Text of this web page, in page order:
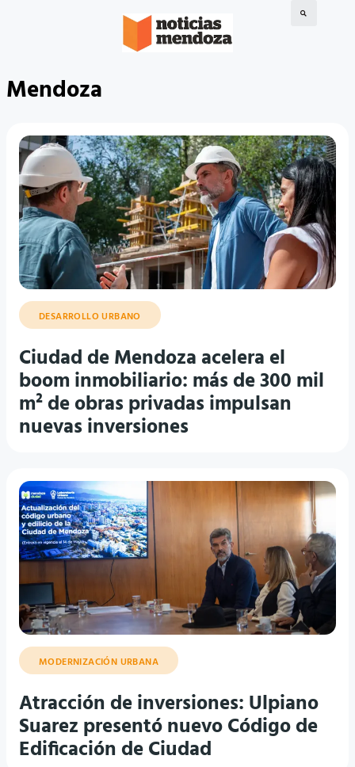
Mendoza
DESARROLLO URBANO
Ciudad de Mendoza acelera el
boom inmobiliario: más de 300 mil
m² de obras privadas impulsan
nuevas inversiones
MODERNIZACIÓN URBANA
Atracción de inversiones: Ulpiano
Suarez presentó nuevo Código de
Edificación de Ciudad